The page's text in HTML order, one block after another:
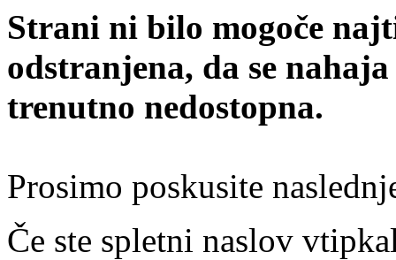
Strani ni bilo mogoče
odstranjena, da se
trenutno nedostopna.
Prosimo poskusite
Če ste spletni naslov